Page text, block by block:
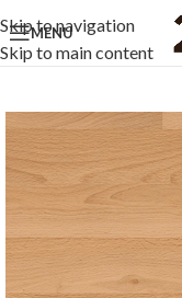
Skip to navigation
Skip to main content
MENU